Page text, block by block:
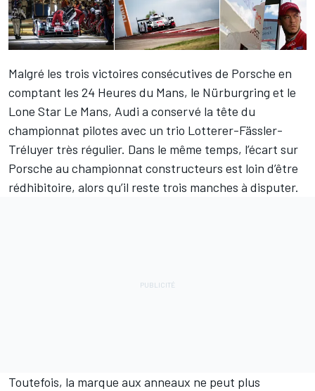
Malgré les trois victoires consécutives de Porsche en
comptant les 24 Heures du Mans, le Nürburgring et le
Lone Star Le Mans, Audi a conservé la tête du
championnat pilotes avec un trio Lotterer-Fässler-
Tréluyer très régulier. Dans le même temps, l’écart sur
Porsche au championnat constructeurs est loin d’être
rédhibitoire, alors qu’il reste trois manches à disputer.
Toutefois, la marque aux anneaux ne peut plus